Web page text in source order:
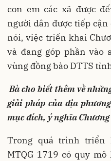
con em các xã được
người dân được tiếp
nói, việc triển khai
và đang góp phần vào
vùng đồng bào DTTS
Bà cho biết thêm về
giải pháp của địa
mục đích, ý nghĩa
Trong quá trình triển
MTQG 1719 có quy